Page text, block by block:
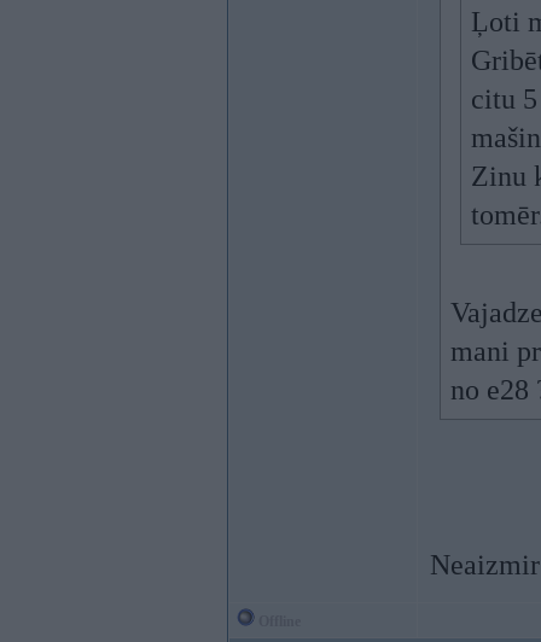
Ļoti
citu
Zinu
mani
no e28